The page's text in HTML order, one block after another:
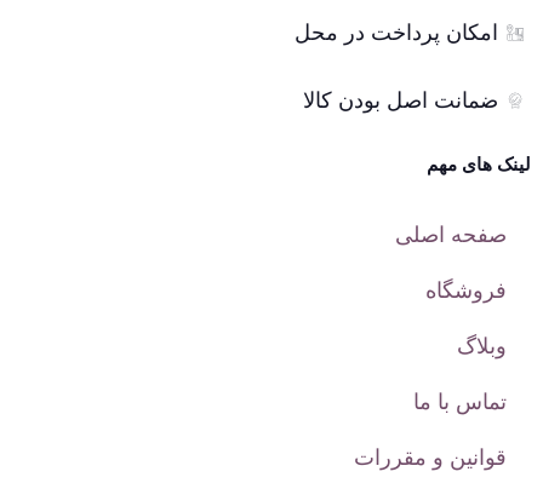
امکان پرداخت در محل
ضمانت اصل بودن کالا
لینک های مهم
صفحه اصلی
فروشگاه
وبلاگ
تماس با ما
قوانین و مقررات